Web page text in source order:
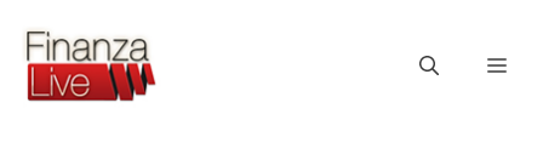
contenuto